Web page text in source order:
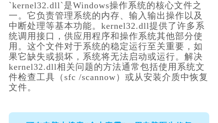
`kernel32.dll`是Windows操作系统的核心文件之
一。它负责管理系统的内存、输入输出操作以及
中断处理等基本功能。kernel32.dll提供了许多系
统调用接口，供应用程序和操作系统其他部分使
用。这个文件对于系统的稳定运行至关重要，如
果它缺失或损坏，系统将无法启动或运行。解决
kernel32.dll相关问题的方法通常包括使用系统文
件检查工具（sfc /scannow）或从安装介质中恢复
文件。